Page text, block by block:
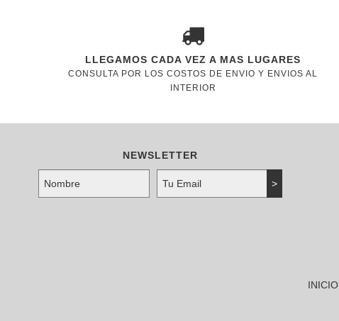
LLEGAMOS CADA VEZ A MAS LUGARES
CONSULTA POR LOS COSTOS DE ENVIO Y ENVIOS AL
INTERIOR
NEWSLETTER
INICIO